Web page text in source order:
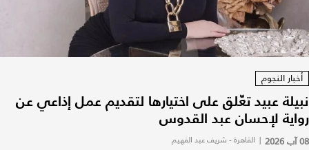
أخبار النجوم
نبيلة عبيد تعّلق على اختيارها لتقديم عمل إذاعي عن
رواية لإحسان عبد القدوس
08 آب 2026 | القاهرة - شريف عبد الفهيم